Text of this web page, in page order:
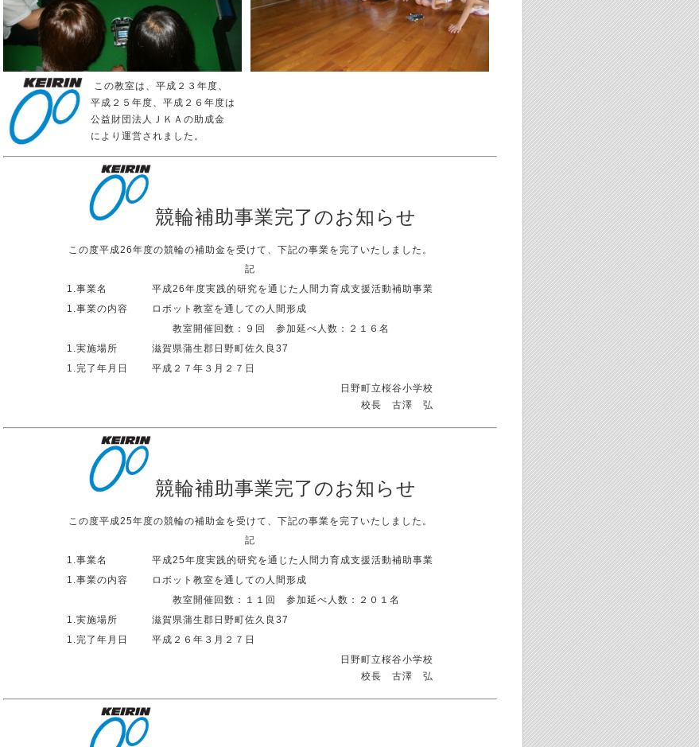
この教室は、平成２３年度、
平成２５年度、平成２６年度は
公益財団法人ＪＫＡの助成金
により運営されました。
競輪補助事業完了のお知らせ
この度平成26年度の競輪の補助金を受けて、下記の事業を完了いたしました。
記
1.事業名
平成26年度実践的研究を通じた人間力育成支援活動補助事業
1.事業の内容
ロボット教室を通しての人間形成
教室開催回数：９回 参加延べ人数：２１６名
1.実施場所
滋賀県蒲生郡日野町佐久良37
1.完了年月日
平成２７年３月２７日
日野町立桜谷小学校
校長 古澤 弘
競輪補助事業完了のお知らせ
この度平成25年度の競輪の補助金を受けて、下記の事業を完了いたしました。
記
1.事業名
平成25年度実践的研究を通じた人間力育成支援活動補助事業
1.事業の内容
ロボット教室を通しての人間形成
教室開催回数：１１回 参加延べ人数：２０１名
1.実施場所
滋賀県蒲生郡日野町佐久良37
1.完了年月日
平成２６年３月２７日
日野町立桜谷小学校
校長 古澤 弘